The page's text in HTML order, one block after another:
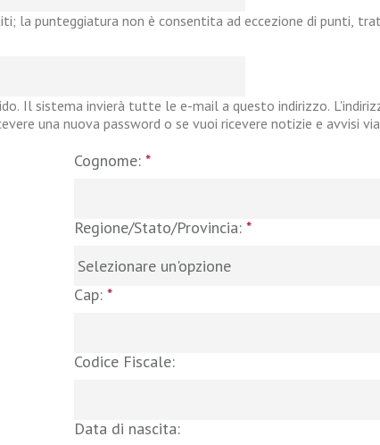
la punteggiatura non è consentita ad eccezione di punti,
Il sistema invierà tutte le e-mail a questo indirizzo.
una nuova password o se vuoi ricevere notizie e avvisi
Cognome: *
Regione/Stato/Provincia: *
Cap: *
Codice Fiscale:
Data di nascita: